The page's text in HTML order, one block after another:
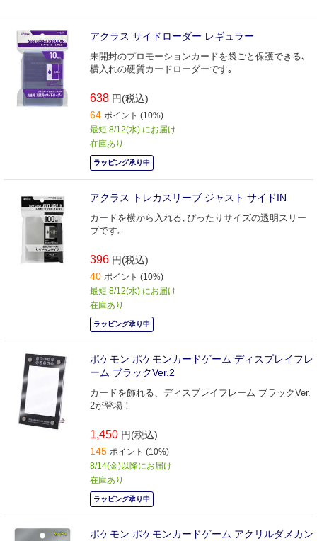
アクラス サイドローダー レギュラー
未開封のプロモーションカードを袋ごと保護できる､
横入れの硬質カードローダーです｡
638 円(税込)
64 ポイント (10%)
最短 8/12(水) にお届け
在庫あり
ラッピング承り中
アクラス トレカスリーブ ジャスト サイドIN
カードを横から入れる､ぴったりサイズの透明スリー
ブです｡
396 円(税込)
40 ポイント (10%)
最短 8/12(水) にお届け
在庫あり
ラッピング承り中
ポケモン ポケモンカードゲーム ディスプレイフレ
ーム ブラックVer.2
カードを飾れる、ディスプレイフレーム ブラックVer.
2が登場！
1,450 円(税込)
145 ポイント (10%)
8/14(金)以降にお届け
在庫あり
ラッピング承り中
ポケモン ポケモンカードゲーム アクリルダメカン